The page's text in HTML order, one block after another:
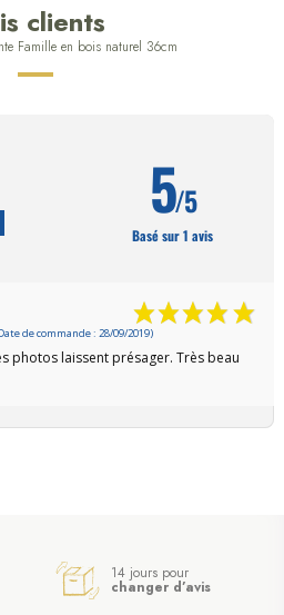
clients
Famille en bois naturel 36cm
5/5
Basé sur 1 avis
de commande : 28/09/2019)
photos laissent présager. Très beau
14 jours pour
changer d’avis